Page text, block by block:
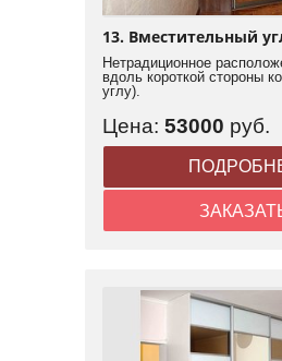
13. Вместительный
Нетрадиционное
вдоль короткой стороны
углу).
Цена: 53000 руб.